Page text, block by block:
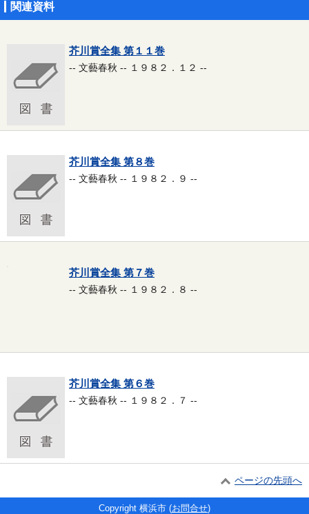
関連資料
芥川賞全集 第１１巻
-- 文藝春秋 -- １９８２．１２ --
芥川賞全集 第８巻
-- 文藝春秋 -- １９８２．９ --
芥川賞全集 第７巻
-- 文藝春秋 -- １９８２．８ --
芥川賞全集 第６巻
-- 文藝春秋 -- １９８２．７ --
ページの先頭へ
Copyright 横浜市 (お問合せ)